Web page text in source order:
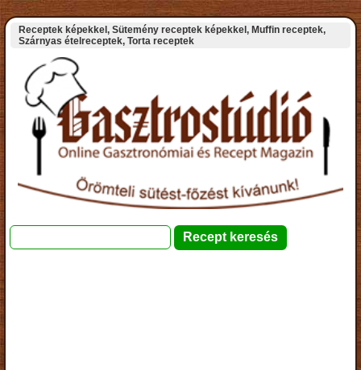
Receptek képekkel, Sütemény receptek képekkel, Muffin receptek,
Szárnyas ételreceptek, Torta receptek